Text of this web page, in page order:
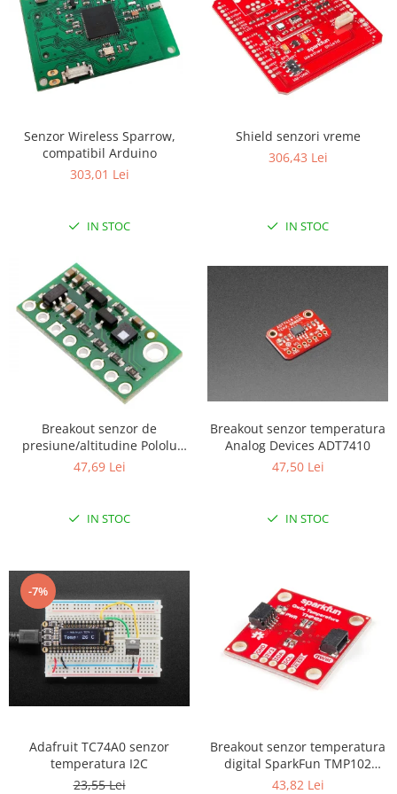
Prusa I3 DIY Kit
Carti
Pentru Incepatori
Pentru Incepatori
Micro:bit
Junior Robotics
Junior Robotics
Lego Education
STEM Education
Ugears
Kit Fun
Organizator de chei Wunderkey
Constructor foto Mozabrick &
Puzzle lemn Cluebox
Mecanice
3D Printer & CNC
Actuator
Altele
Driver
Altele
Servo
Stepper
Senzor Wireless Sparrow,
compatibil Arduino
303,01 Lei
IN STOC
Shield senzori vreme
306,43 Lei
IN STOC
Breakout senzor de
presiune/altitudine Pololu
LPS25HB cu stabilizator de
47,69 Lei
IN STOC
Breakout senzor temperatura
Analog Devices ADT7410
47,50 Lei
IN STOC
-7%
Adafruit TC74A0 senzor
temperatura I2C
23,55 Lei
Breakout senzor temperatura
digital SparkFun TMP102
(Qwiic)
43,82 Lei